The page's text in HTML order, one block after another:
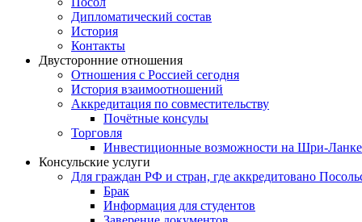
Дипломатический состав
История
Контакты
Двусторонние отношения
Отношения с Россией сегодня
История взаимоотношений
Аккредитация по совместительству
Почётные консулы
Торговля
Инвестиционные возможности на Шри-Ланке
Консульские услуги
Для граждан РФ и стран, где аккредитовано
Брак
Информация для студентов